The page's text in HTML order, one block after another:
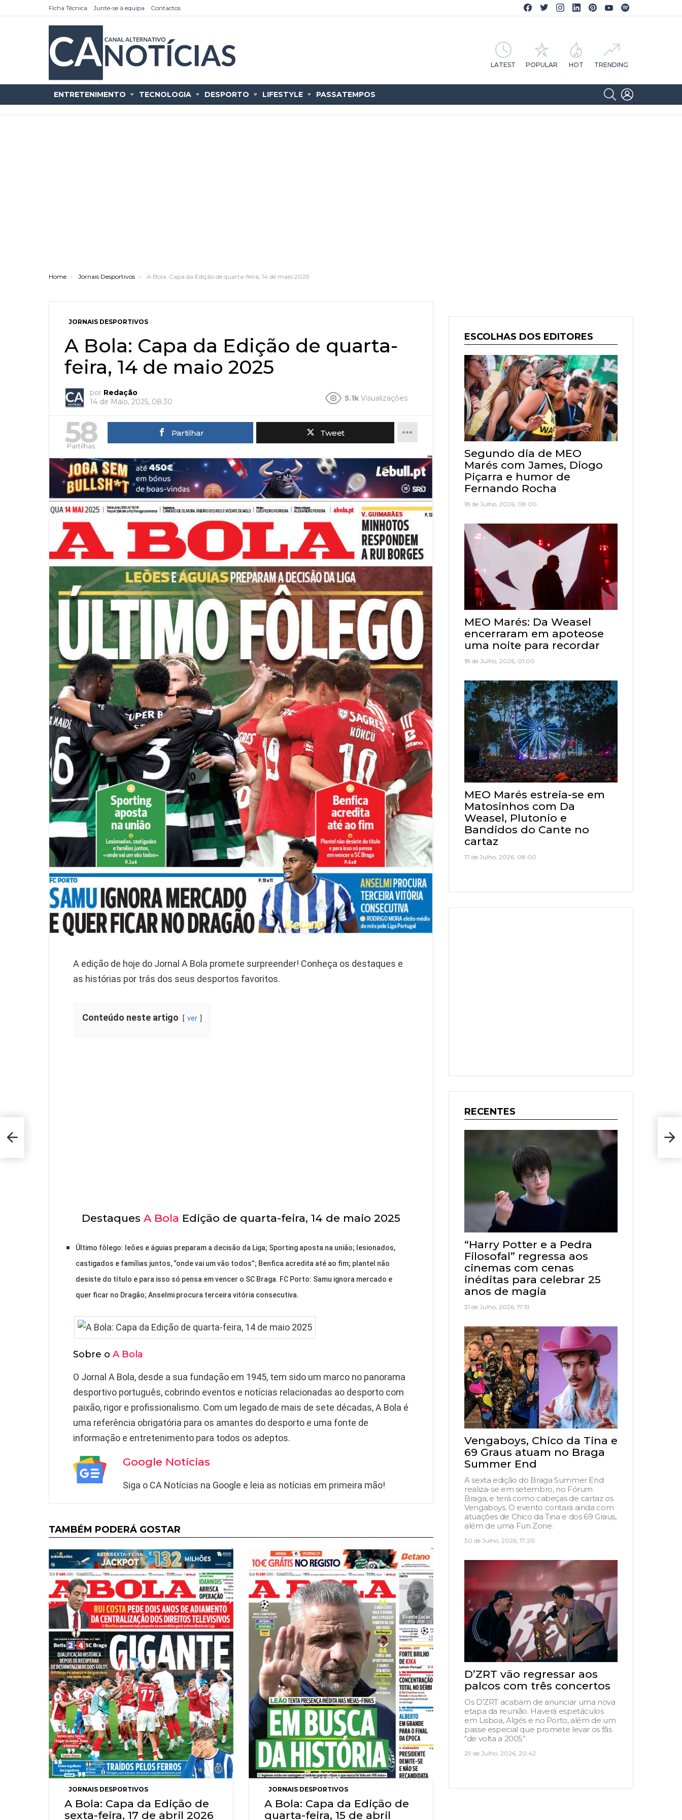
Ficha Técnica Junte-se à equipa Contactos
Facebook CA Notícias
Twitter CA Notícias
Instagram CA Notícias
Linkedin CA Notícias
Pinterest CA Notícias
YouTube CA Notícias
LATEST POPULAR HOT TRENDING
ENTRETENIMENTO TECNOLOGIA DESPORTO LIFESTYLE PASSATEMPOS
SEARCH
You are here:
Home Jornais Desportivos A Bola: Capa da Edição de quarta-feira, 14 de maio 2025
JORNAIS DESPORTIVOS
A Bola: Capa da Edição de quarta-
feira, 14 de maio 2025
por Redação
14 de Maio, 2025, 08:30
5.1k Visualizações
58
Partilhas
Partilhar Tweet
A edição de hoje do Jornal A Bola promete surpreender! Conheça os destaques e
as histórias por trás dos seus desportos favoritos.
Conteúdo neste artigo ver
Destaques A Bola Edição de quarta-feira, 14 de maio 2025
Último fôlego: leões e águias preparam a decisão da Liga; Sporting aposta na união; lesionados,
castigados e famílias juntos, “onde vai um vão todos”; Benfica acredita até ao fim; plantel não
desiste do título e para isso só pensa em vencer o SC Braga. FC Porto: Samu ignora mercado e
quer ficar no Dragão; Anselmi procura terceira vitória consecutiva.
Sobre o A Bola
O Jornal A Bola, desde a sua fundação em 1945, tem sido um marco no panorama
desportivo português, cobrindo eventos e notícias relacionadas ao desporto com
paixão, rigor e profissionalismo. Com um legado de mais de sete décadas, A Bola é
uma referência obrigatória para os amantes do desporto e uma fonte de
informação e entretenimento para todos os adeptos.
Google Notícias
Siga o CA Notícias na Google e leia as notícias em primeira mão!
TAMBÉM PODERÁ GOSTAR
JORNAIS DESPORTIVOS
A Bola: Capa da Edição de
sexta-feira, 17 de abril 2026
JORNAIS DESPORTIVOS
A Bola: Capa da Edição de
quarta-feira, 15 de abril
ESCOLHAS DOS EDITORES
Segundo dia de MEO
Marés com James, Diogo
Piçarra e humor de
Fernando Rocha
18 de Julho, 2026, 08:00
MEO Marés: Da Weasel
encerraram em apoteose
uma noite para recordar
18 de Julho, 2026, 01:00
MEO Marés estreia-se em
Matosinhos com Da
Weasel, Plutonio e
Bandidos do Cante no
cartaz
17 de Julho, 2026, 08:00
RECENTES
“Harry Potter e a Pedra
Filosofal” regressa aos
cinemas com cenas
inéditas para celebrar 25
anos de magia
31 de Julho, 2026, 17:51
Vengaboys, Chico da Tina e
69 Graus atuam no Braga
Summer End
A sexta edição do Braga Summer End
realiza-se em setembro, no Fórum
Braga, e terá como cabeças de cartaz os
Vengaboys. O evento contará ainda com
atuações de Chico da Tina e dos 69 Graus,
além de uma Fun Zone.
30 de Julho, 2026, 17:20
D’ZRT vão regressar aos
palcos com três concertos
Os D’ZRT acabam de anunciar uma nova
etapa da reunião. Haverá espetáculos
em Lisboa, Algés e no Porto, além de um
passe especial que promete levar os fãs
“de volta a 2005”.
29 de Julho, 2026, 20:42